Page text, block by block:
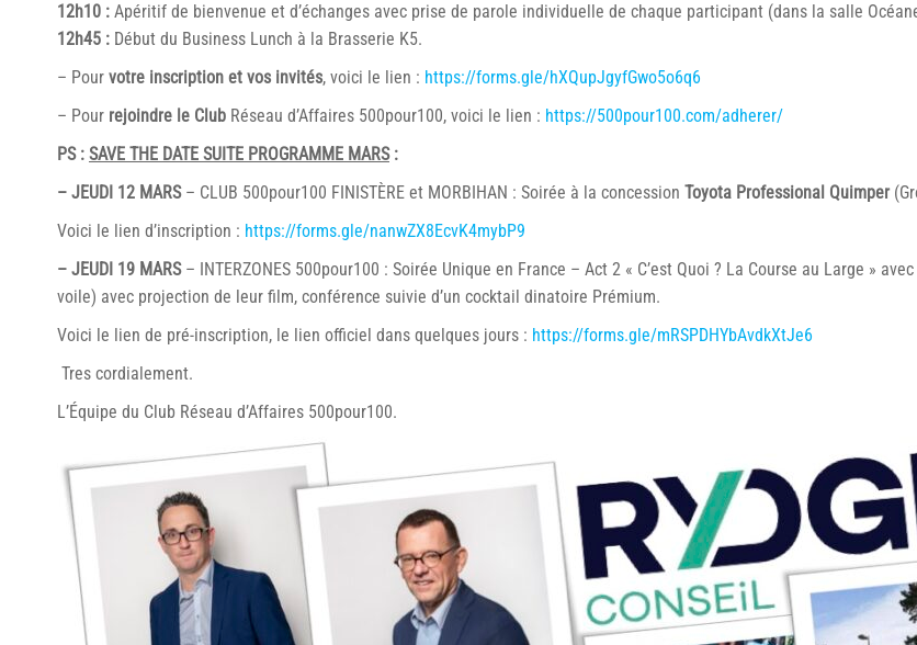
12h10 : Apéritif de bienvenue et d’échanges avec prise de parole individuelle de chaque participant (dans la salle
12h45 : Début du Business Lunch à la Brasserie K5.
– Pour votre inscription et vos invités, voici le lien : https://forms.gle/hXQupJgyfGwo5o6q6
– Pour rejoindre le Club Réseau d’Affaires 500pour100, voici le lien : https://500pour100.com/adherer/
PS : SAVE THE DATE SUITE PROGRAMME MARS:
– JEUDI 12 MARS– CLUB 500pour100 FINISTÈRE et MORBIHAN : Soirée à la concession Toyota Professional Quimper
Voici le lien d’inscription : https://forms.gle/nanwZX8EcvK4mybP9
– JEUDI 19 MARS– INTERZONES 500pour100 : Soirée Unique en France – Act 2 « C’est Quoi ? La Course au Large »
voile) avec projection de leur film, conférence suivie d’un cocktail dinatoire Prémium.
Voici le lien de pré-inscription, le lien officiel dans quelques jours : https://forms.gle/mRSPDHYbAvdkXtJe6
Tres cordialement.
L’Équipe du Club Réseau d’Affaires 500pour100.